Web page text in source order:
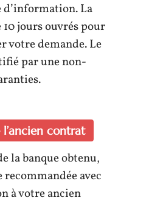
La
10 jours ouvrés pour
votre demande. Le
par une non-
contrat
la banque obtenu,
avec
à votre ancien